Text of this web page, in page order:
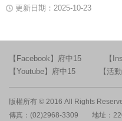
更新日期：2025-10-23
【Facebook】府中15
【
【Youtube】府中15
【活
版權所有 © 2016 All Rights
傳真：(02)2968-3309
地址：